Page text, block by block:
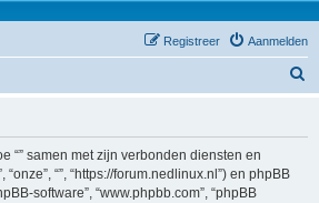
Aanmelden
Registreer
“” samen met zijn verbonden diensten en
“onze”, “”, “https://forum.nedlinux.nl”) en phpBB
software”, “www.phpbb.com”, “phpBB